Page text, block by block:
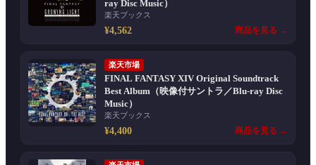
ray Disc Music）
楽天ブックス
¥4,562 商品を見る →
楽天市場
FINAL FANTASY XIV Original Soundtrack
Best Album（映像付サントラ／Blu-ray Disc
Music）
楽天ブックス
¥4,400 商品を見る →